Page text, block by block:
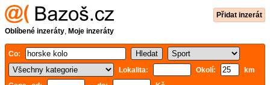
Přidat inzerát
Oblíbené inzeráty, Moje inzeráty
Co:
Lokalita:
Okolí:
km